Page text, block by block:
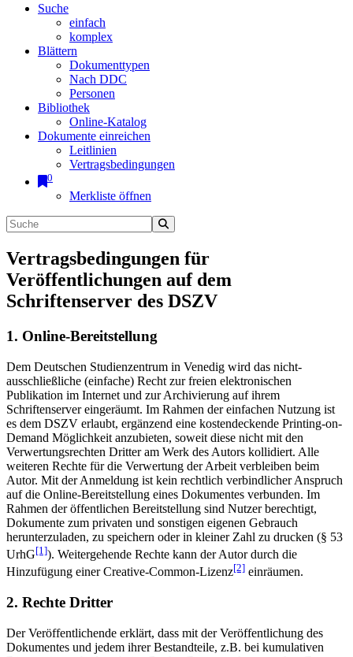
Suche
einfach
komplex
Blättern
Dokumenttypen
Nach DDC
Personen
Bibliothek
Online-Katalog
Dokumente einreichen
Leitlinien
Vertragsbedingungen
0
Merkliste öffnen
Vertragsbedingungen für
Veröffentlichungen auf dem
Schriftenserver des DSZV
1. Online-Bereitstellung
Dem Deutschen Studienzentrum in Venedig wird das nicht-
ausschließliche (einfache) Recht zur freien elektronischen
Publikation im Internet und zur Archivierung auf ihrem
Schriftenserver eingeräumt. Im Rahmen der einfachen Nutzung ist
es dem DSZV erlaubt, ergänzend eine kostendeckende Printing-on-
Demand Möglichkeit anzubieten, soweit diese nicht mit den
Verwertungsrechten Dritter am Werk des Autors kollidiert. Alle
weiteren Rechte für die Verwertung der Arbeit verbleiben beim
Autor. Mit der Anmeldung ist kein rechtlich verbindlicher Anspruch
auf die Online-Bereitstellung eines Dokumentes verbunden. Im
Rahmen der öffentlichen Bereitstellung sind Nutzer berechtigt,
Dokumente zum privaten und sonstigen eigenen Gebrauch
herunterzuladen, zu speichern oder in kleiner Zahl zu drucken (§ 53
UrhG[1]). Weitergehende Rechte kann der Autor durch die
Hinzufügung einer Creative-Common-Lizenz[2] einräumen.
2. Rechte Dritter
Der Veröffentlichende erklärt, dass mit der Veröffentlichung des
Dokumentes und jedem ihrer Bestandteile, z.B. bei kumulativen